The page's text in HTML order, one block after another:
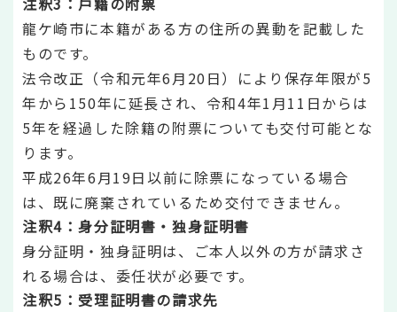
龍ケ崎市に本籍がある方の住所の異動を記載した
ものです。
法令改正（令和元年6月20日）により保存年限が5
年から150年に延長され、令和4年1月11日からは
5年を経過した除籍の附票についても交付可能とな
ります。
平成26年6月19日以前に除票になっている場合
は、既に廃棄されているため交付できません。
注釈4：身分証明書・独身証明書
身分証明・独身証明は、ご本人以外の方が請求さ
れる場合は、委任状が必要です。
注釈5：受理証明書の請求先